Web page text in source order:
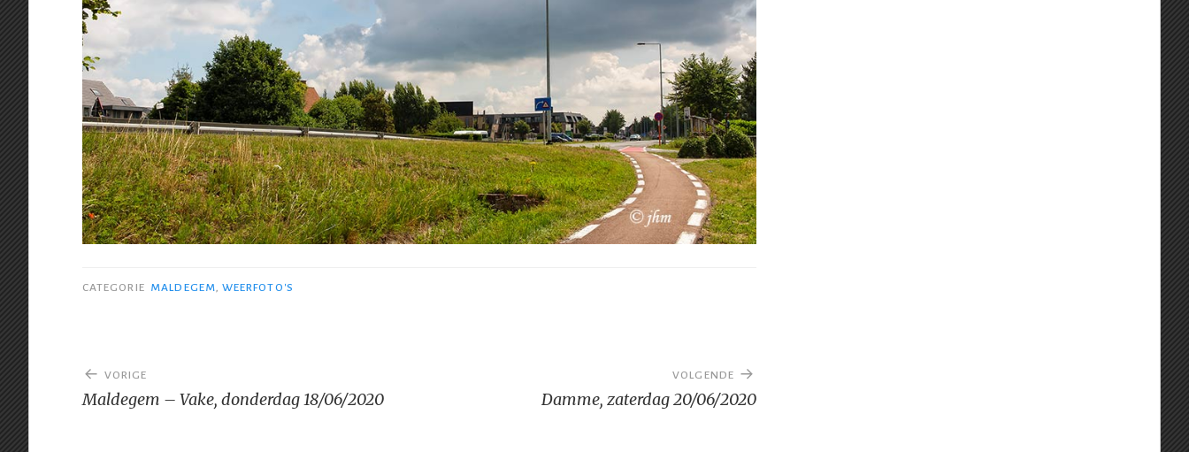
CATEGORIE MALDEGEM, WEERFOTO'S
Bericht
navigatie
VORIGE
Maldegem – Vake, donderdag 18/06/2020
VOLGENDE
Damme, zaterdag 20/06/2020